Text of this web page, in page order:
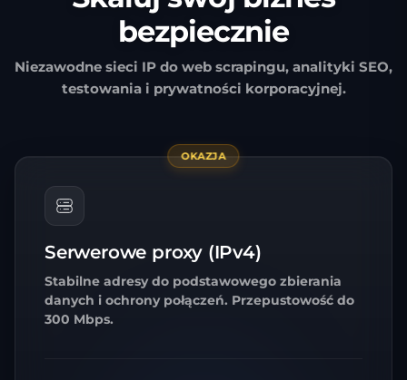
bezpiecznie
Niezawodne sieci IP do web scrapingu, analityki SEO,
testowania i prywatności korporacyjnej.
OKAZJA
Serwerowe proxy (IPv4)
Stabilne adresy do podstawowego zbierania
danych i ochrony połączeń. Przepustowość do
300 Mbps.